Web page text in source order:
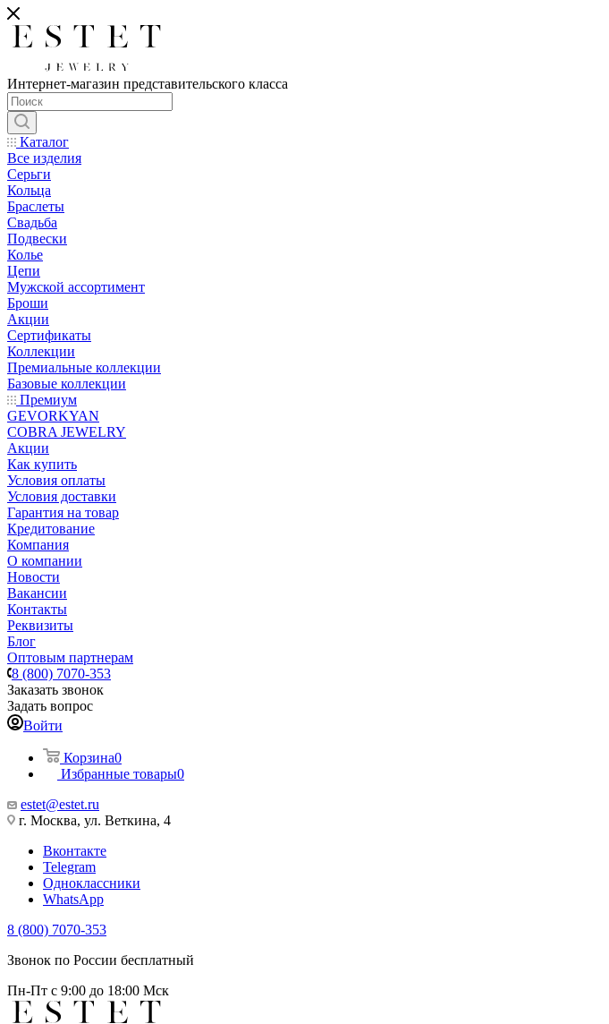
Интернет-магазин представительского класса
Каталог
Все изделия
Серьги
Кольца
Браслеты
Свадьба
Подвески
Колье
Цепи
Мужской ассортимент
Броши
Акции
Сертификаты
Коллекции
Премиальные коллекции
Базовые коллекции
Премиум
GEVORKYAN
COBRA JEWELRY
Акции
Как купить
Условия оплаты
Условия доставки
Гарантия на товар
Кредитование
Компания
О компании
Новости
Вакансии
Контакты
Реквизиты
Блог
Оптовым партнерам
8 (800) 7070-353
Заказать звонок
Задать вопрос
Войти
Корзина0
Избранные товары0
estet@estet.ru
г. Москва, ул. Веткина, 4
Вконтакте
Telegram
Одноклассники
WhatsApp
8 (800) 7070-353
Звонок по России бесплатный
Пн-Пт с 9:00 до 18:00 Мск